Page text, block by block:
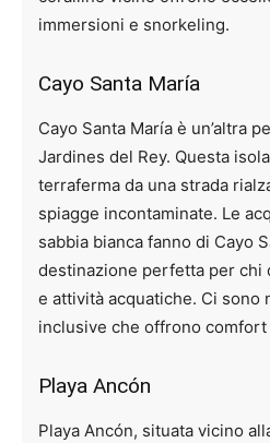
immersioni e snorkeling.
Cayo Santa María
Cayo Santa María è un’altra
Jardines del Rey. Questa
terraferma da una strada
spiagge incontaminate. Le
sabbia bianca fanno di Cayo
destinazione perfetta per chi
e attività acquatiche. Ci
inclusive che offrono
Playa Ancón
Playa Ancón, situata vicino